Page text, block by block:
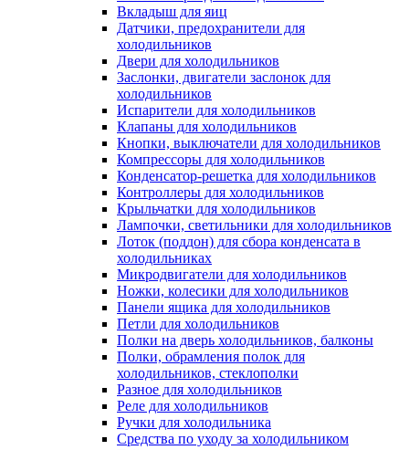
Вкладыш для яиц
Датчики, предохранители для
холодильников
Двери для холодильников
Заслонки, двигатели заслонок для
холодильников
Испарители для холодильников
Клапаны для холодильников
Кнопки, выключатели для холодильников
Компрессоры для холодильников
Конденсатор-решетка для холодильников
Контроллеры для холодильников
Крыльчатки для холодильников
Лампочки, светильники для холодильников
Лоток (поддон) для сбора конденсата в
холодильниках
Микродвигатели для холодильников
Ножки, колесики для холодильников
Панели ящика для холодильников
Петли для холодильников
Полки на дверь холодильников, балконы
Полки, обрамления полок для
холодильников, стеклополки
Разное для холодильников
Реле для холодильников
Ручки для холодильника
Средства по уходу за холодильником